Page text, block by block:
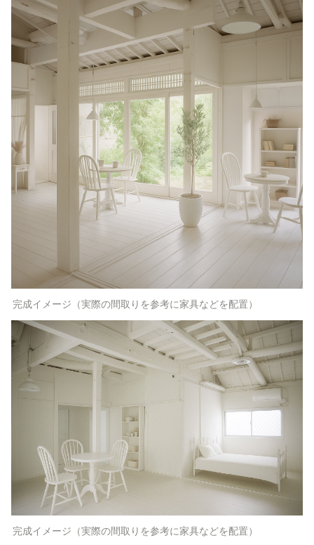
完成イメージ（実際の間取りを参考に家具などを配置）
完成イメージ（実際の間取りを参考に家具などを配置）